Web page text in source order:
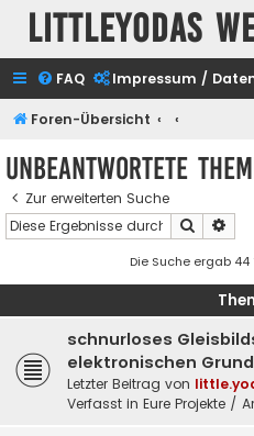
Littleyodas
FAQ Impressum /
Foren-Übersicht
Unbeantwortete
Zur erweiterten Suche
Suche
Die Suche ergab 44
schnurloses
elektronischen
Letzter Beitrag von
Verfasst in Eure Projekte /